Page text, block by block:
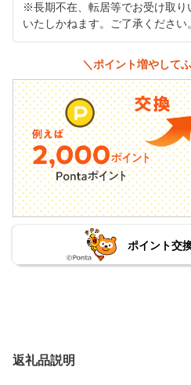
※長期不在、転居等でお受け取り
いたしかねます。ご了承ください
＼ポイント増やして
ポイント交
返礼品説明